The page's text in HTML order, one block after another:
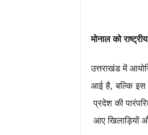
मोनालको
उत्तराखंड में
आई है, बल्कि इस
प्रदेश की
आए खिलाड़ियों